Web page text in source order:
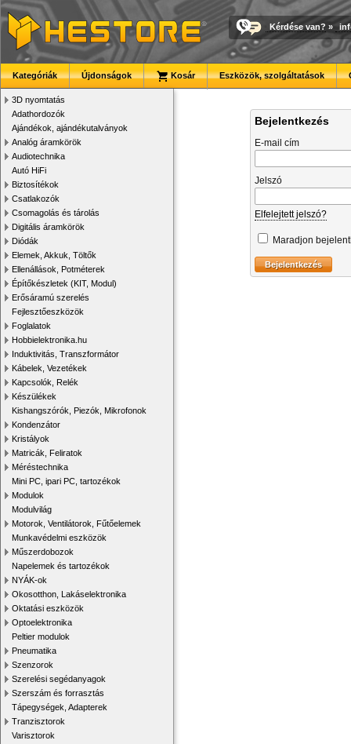
Kérdése van? »
Kategóriák Újdonságok Kosár Eszközök, szolgáltatások
3D nyomtatás
Adathordozók
Ajándékok, ajándékutalványok
Analóg áramkörök
Audiotechnika
Autó HiFi
Biztosítékok
Csatlakozók
Csomagolás és tárolás
Digitális áramkörök
Diódák
Elemek, Akkuk, Töltők
Ellenállások, Potméterek
Építőkészletek (KIT, Modul)
Erősáramú szerelés
Fejlesztőeszközök
Foglalatok
Hobbielektronika.hu
Induktivitás, Transzformátor
Kábelek, Vezetékek
Kapcsolók, Relék
Készülékek
Kishangszórók, Piezók, Mikrofonok
Kondenzátor
Kristályok
Matricák, Feliratok
Méréstechnika
Mini PC, ipari PC, tartozékok
Modulok
Modulvilág
Motorok, Ventilátorok, Fűtőelemek
Munkavédelmi eszközök
Műszerdobozok
Napelemek és tartozékok
NYÁK-ok
Okosotthon, Lakáselektronika
Oktatási eszközök
Optoelektronika
Peltier modulok
Pneumatika
Szenzorok
Szerelési segédanyagok
Szerszám és forrasztás
Tápegységek, Adapterek
Tranzisztorok
Varisztorok
Bejelentkezés
E-mail cím
Jelszó
Elfelejtett jelszó?
Maradjon